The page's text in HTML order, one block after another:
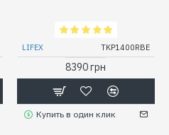
LIFEX TKP1400RBE
8390 грн
Купить в один клик